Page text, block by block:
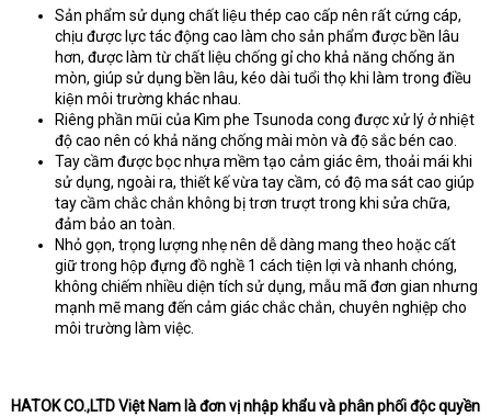
Sản phẩm sử dụng chất liệu thép cao cấp nên rất cứng cáp,
chịu được lực tác động cao làm cho sản phẩm được bền lâu
hơn, được làm từ chất liệu chống gỉ cho khả năng chống ăn
mòn, giúp sử dụng bền lâu, kéo dài tuổi thọ khi làm trong điều
kiện môi trường khác nhau.
Riêng phần mũi của Kìm phe Tsunoda cong được xử lý ở nhiệt
độ cao nên có khả năng chống mài mòn và độ sắc bén cao.
Tay cầm được bọc nhựa mềm tạo cảm giác êm, thoải mái khi
sử dụng, ngoài ra, thiết kế vừa tay cầm, có độ ma sát cao giúp
tay cầm chắc chắn không bị trơn trượt trong khi sửa chữa,
đảm bảo an toàn.
Nhỏ gọn, trọng lượng nhẹ nên dễ dàng mang theo hoặc cất
giữ trong hộp đựng đồ nghề 1 cách tiện lợi và nhanh chóng,
không chiếm nhiều diện tích sử dụng, mẫu mã đơn gian nhưng
mạnh mẽ mang đến cảm giác chắc chắn, chuyên nghiệp cho
môi trường làm việc.
HATOK CO.,LTD Việt Nam là đơn vị nhập khẩu và phân phối độc quyền